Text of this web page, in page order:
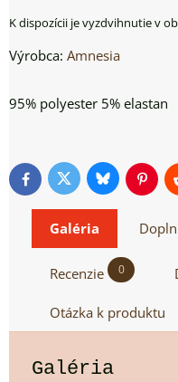
Výrobca: Amnesia
95% polyester 5% elastan
FacebookTwitterBluesky
Galéria
Recenzie 0
Otázka k produktu
Galéria